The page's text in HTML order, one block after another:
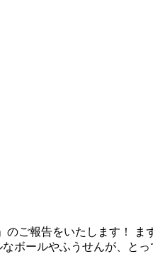
ご報告をいたします！ ま
ボールやふうせんが、とっ